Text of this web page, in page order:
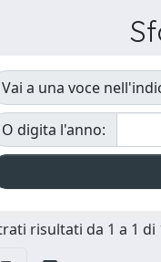
Vai a una voce
O digita l'anno:
risultati da 1 a 1 di